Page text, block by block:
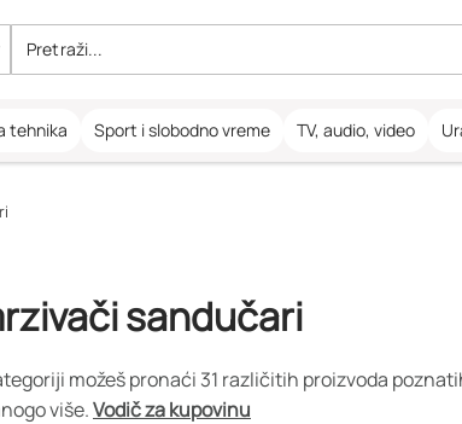
tehnika Sport i slobodno vreme TV, audio, video
sandučari
možeš pronaći 31 različitih proizvoda
više.Vodič za kupovinu